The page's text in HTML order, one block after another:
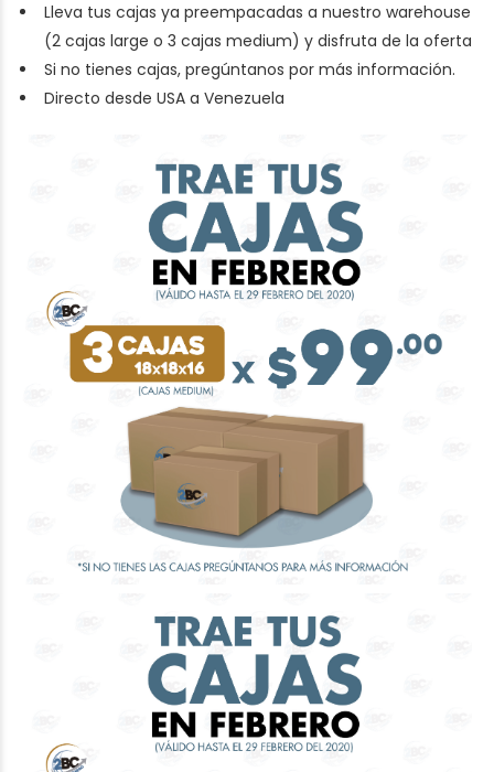
Lleva tus cajas ya preempacadas a nuestro warehouse
(2 cajas large o 3 cajas medium) y disfruta de la oferta
Si no tienes cajas, pregúntanos por más información.
Directo desde USA a Venezuela